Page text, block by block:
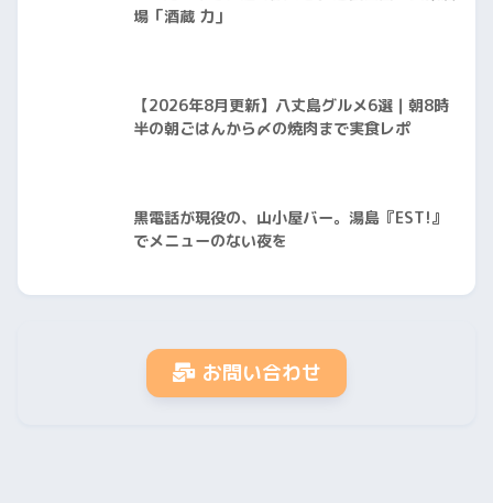
場「酒蔵 力」
【2026年8月更新】八丈島グルメ6選｜朝8時
半の朝ごはんから〆の焼肉まで実食レポ
黒電話が現役の、山小屋バー。湯島『EST!』
でメニューのない夜を
お問い合わせ